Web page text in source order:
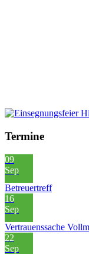
Termine
09
Sep
Betreuertreff
16
Sep
Vertrauenssache
22
Sep